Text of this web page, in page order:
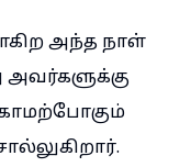
அந்த நாள்
அவர்களுக்கு